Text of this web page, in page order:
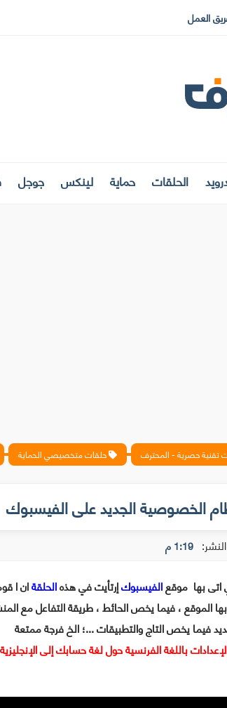
العمل
الحلقات حماية لينكس جوجل
تقنية حصرية - المحترف حلقات متخصيصي الحماية
1:19 م
اتى بها موقعالفيسبوكإرتأيت في هذهالحلقةان ا
بها الموقع ، فيما يخص الحائط ، طريقة التفاعل مع
فيما يخص التاج والتطبيقات ...؛ الخ فرجة ممتعة
باللغة الفرنسية حول لغة حسابك إلى الإنجليزية